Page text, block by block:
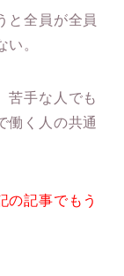
と全員が全員
。
苦手な人でも
働く人の共通
の記事でもう